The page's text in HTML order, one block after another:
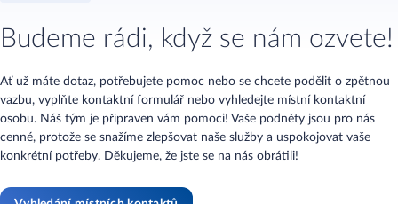
Budeme rádi, když se nám ozvete!
Ať už máte dotaz, potřebujete pomoc nebo se chcete podělit o zpětnou
vazbu, vyplňte kontaktní formulář nebo vyhledejte místní kontaktní
osobu. Náš tým je připraven vám pomoci! Vaše podněty jsou pro nás
cenné, protože se snažíme zlepšovat naše služby a uspokojovat vaše
konkrétní potřeby. Děkujeme, že jste se na nás obrátili!